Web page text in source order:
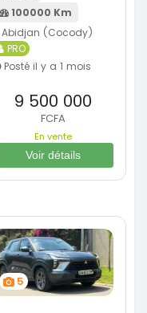
100000 Km
Abidjan (Cocody)
PRO
Posté il y a 1 mois
9 500 000
FCFA
En vente
Voir détails
5